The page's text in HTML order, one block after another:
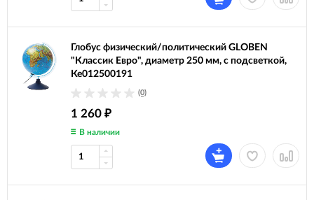
Глобус физический/политический GLOBEN
"Классик Евро", диаметр 250 мм, с подсветкой,
Ке012500191
(0)
1 260 ₽
В наличии